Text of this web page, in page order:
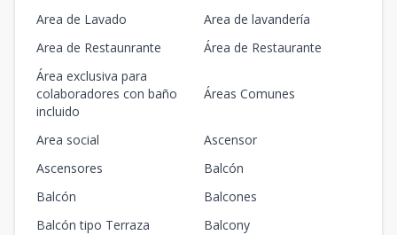
Area de Lavado
Area de lavandería
Area de Restaunrante
Área de Restaurante
Área exclusiva para
colaboradores con baño
incluido
Áreas Comunes
Area social
Ascensor
Ascensores
Balcón
Balcón
Balcones
Balcón tipo Terraza
Balcony